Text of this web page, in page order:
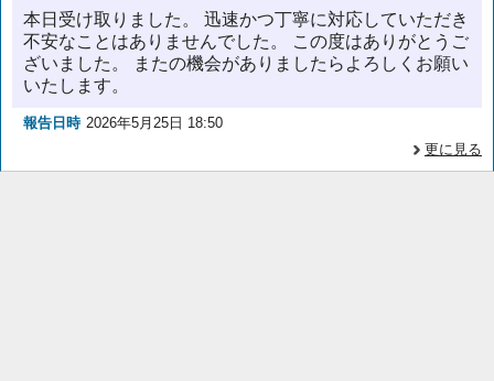
本日受け取りました。 迅速かつ丁寧に対応していただき
不安なことはありませんでした。 この度はありがとうご
ざいました。 またの機会がありましたらよろしくお願い
いたします。
報告日時 2026年5月25日 18:50
更に見る